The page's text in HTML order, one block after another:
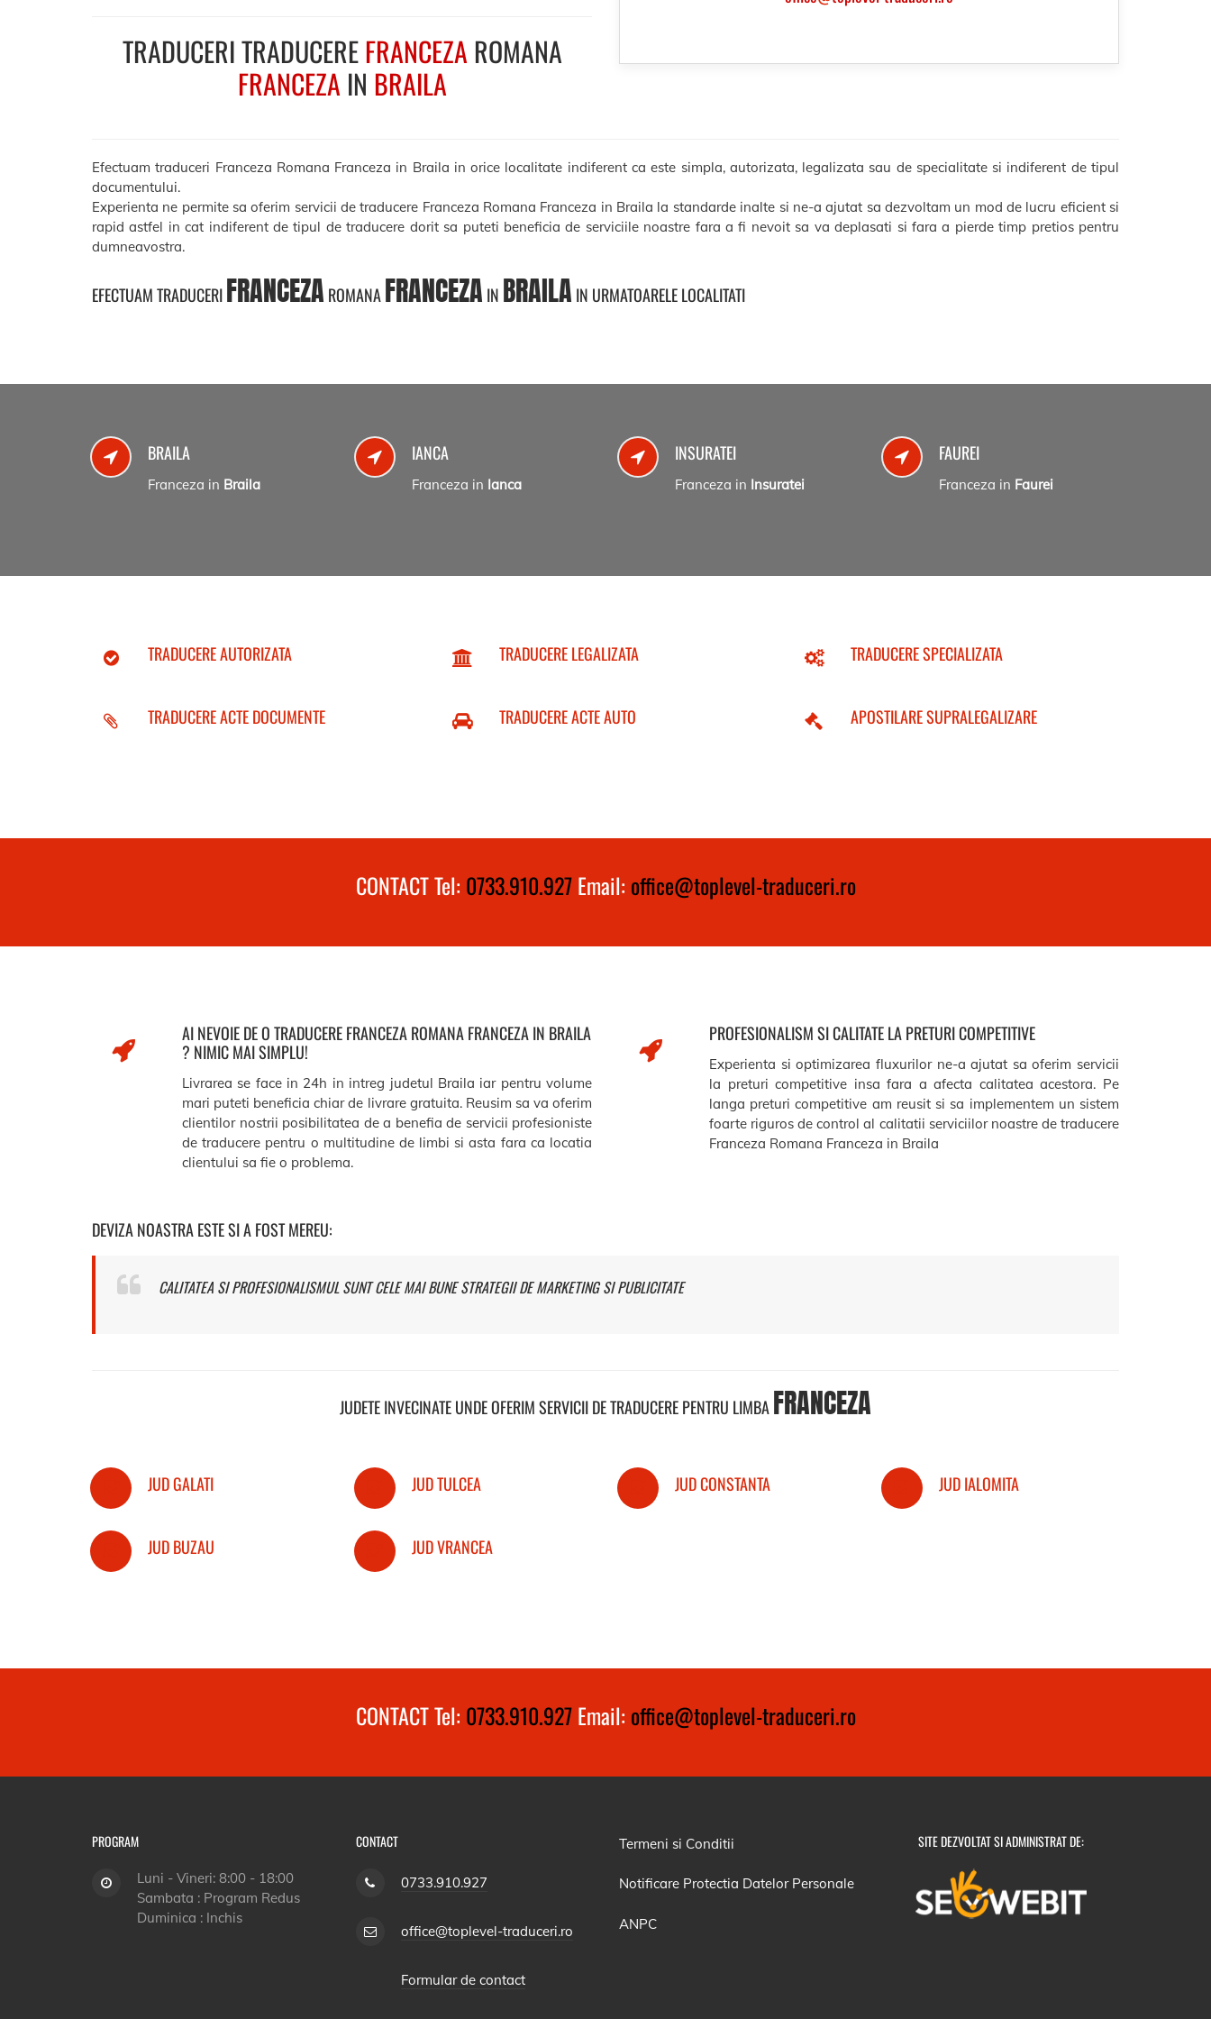
TRADUCERI TRADUCEREFRANCEZA ROMANA
FRANCEZA IN BRAILA
Efectuam traduceri Franceza Romana Franceza in Braila in orice localitate indiferent ca este simpla, autorizata, legalizata sau de specialitate si indiferent de tipul
documentului.
Experienta ne permite sa oferim servicii de traducere Franceza Romana Franceza in Braila la standarde inalte si ne-a ajutat sa dezvoltam un mod de lucru eficient si
rapid astfel in cat indiferent de tipul de traducere dorit sa puteti beneficia de serviciile noastre fara a fi nevoit sa va deplasati si fara a pierde timp pretios pentru
dumneavostra.
EFECTUAM TRADUCERIFRANCEZA ROMANAFRANCEZA IN BRAILA IN URMATOARELE LOCALITATI
BRAILA
Franceza in Braila
IANCA
Franceza in Ianca
INSURATEI
Franceza in Insuratei
FAUREI
Franceza in Faurei
TRADUCERE AUTORIZATA TRADUCERE LEGALIZATA TRADUCERE SPECIALIZATA
TRADUCERE ACTE DOCUMENTE TRADUCERE ACTE AUTO APOSTILARE SUPRALEGALIZARE
CONTACT Tel: 0733.910.927Email: office@toplevel-traduceri.ro
AI NEVOIE DE O TRADUCERE FRANCEZA ROMANA FRANCEZA IN BRAILA
? NIMIC MAI SIMPLU!
Livrarea se face in 24h in intreg judetul Braila iar pentru volume
mari puteti beneficia chiar de livrare gratuita. Reusim sa va oferim
clientilor nostrii posibilitatea de a benefia de servicii profesioniste
de traducere pentru o multitudine de limbi si asta fara ca locatia
clientului sa fie o problema.
PROFESIONALISM SI CALITATE LA PRETURI COMPETITIVE
Experienta si optimizarea fluxurilor ne-a ajutat sa oferim servicii
la preturi competitive insa fara a afecta calitatea acestora. Pe
langa preturi competitive am reusit si sa implementem un sistem
foarte riguros de control al calitatii serviciilor noastre de traducere
Franceza Romana Franceza in Braila
DEVIZA NOASTRA ESTE SI A FOST MEREU:
CALITATEA SI PROFESIONALISMUL SUNT CELE MAI BUNE STRATEGII DE MARKETING SI PUBLICITATE
JUDETE INVECINATE UNDE OFERIM SERVICII DE TRADUCERE PENTRU LIMBAFRANCEZA
JUD GALATI JUD TULCEA JUD CONSTANTA JUD IALOMITA
JUD BUZAU JUD VRANCEA
CONTACT Tel: 0733.910.927Email: office@toplevel-traduceri.ro
PROGRAM
Luni - Vineri: 8:00 - 18:00
Sambata : Program Redus
Duminica : Inchis
CONTACT
0733.910.927
office@toplevel-traduceri.ro
Formular de contact
Termeni si Conditii
Notificare Protectia Datelor Personale
ANPC
SITE DEZVOLTAT SI ADMINISTRAT DE: